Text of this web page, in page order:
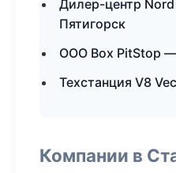
Дилер-центр
Пятигорск
ООО Box PitStop
Техстанция V8
Компании в